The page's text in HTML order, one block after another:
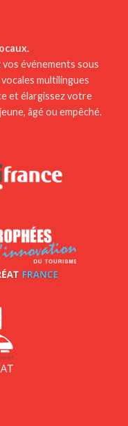
événements sous
multilingues
et élargissez votre
âgé ou empêché.